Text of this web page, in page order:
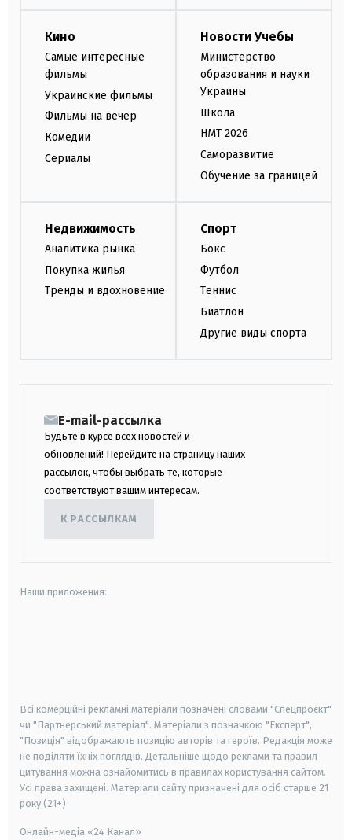
Кино
Самые интересные
фильмы
Украинские фильмы
Фильмы на вечер
Комедии
Сериалы
Новости Учебы
Министерство
образования и науки
Украины
Школа
НМТ 2026
Саморазвитие
Обучение за границей
Недвижимость
Аналитика рынка
Покупка жилья
Тренды и вдохновение
Спорт
Бокс
Футбол
Теннис
Биатлон
Другие виды спорта
E-mail-рассылка
Будьте в курсе всех новостей и
обновлений! Перейдите на страницу наших
рассылок, чтобы выбрать те, которые
соответствуют вашим интересам.
К РАССЫЛКАМ
Наши приложения:
Всі комерційні рекламні матеріали позначені словами "Спецпроєкт"
чи "Партнерський матеріал". Матеріали з позначкою "Експерт",
"Позиція" відображають позицію авторів та героїв. Редакція може
не поділяти їхніх поглядів. Детальніше щодо реклами та правил
цитування можна ознайомитись в правилах користування сайтом.
Усі права захищені. Матеріали сайту призначені для осіб старше 21
року (21+)
Онлайн-медіа «24 Канал»